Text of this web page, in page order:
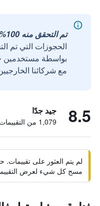
تم التحقق منه 100%
الحجوزات التي تم
مع شركائنا
8.5 جيد جدًا
1,079 من التقييمات تم التحقق منها
لم يتم العثور على تقييمات.
مسح كل شيء لعرض